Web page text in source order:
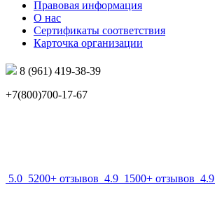
Правовая информация
О нас
Сертификаты соответствия
Карточка организации
8 (961) 419-38-39
+7(800)700-17-67
5.0 5200+ отзывов 4.9 1500+ отзывов 4.9